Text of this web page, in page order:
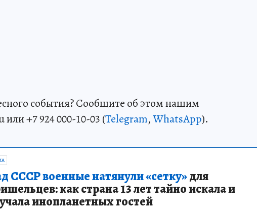
события? Сообщите об этом нашим
+7 924 000-10-03 (Telegram,WhatsApp).
СССР военные натянули «сетку»для
как страна 13 лет тайно искала и
инопланетных гостей